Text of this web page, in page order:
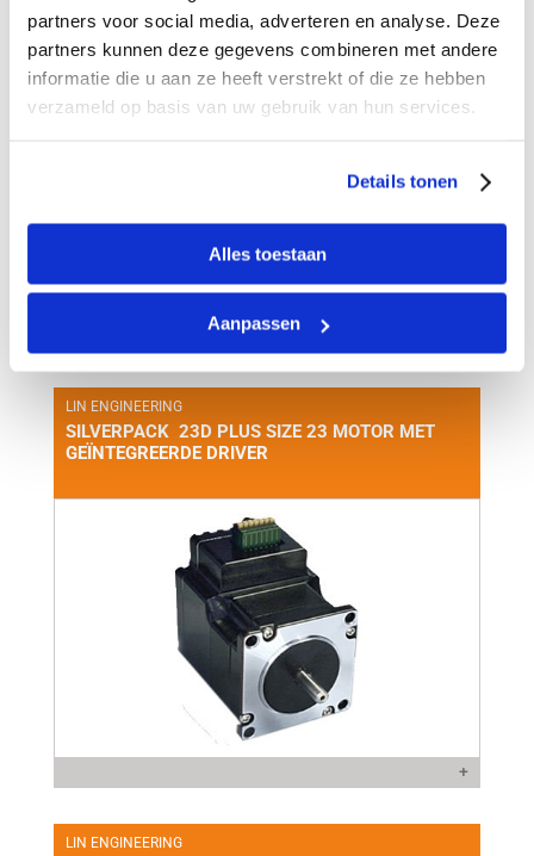
partners voor social media, adverteren en analyse. Deze
partners kunnen deze gegevens combineren met andere
informatie die u aan ze heeft verstrekt of die ze hebben
verzameld op basis van uw gebruik van hun services.
Details tonen
Alles toestaan
Aanpassen
GEÏNTEGREERDE DRIVER/CONTROLLER
LIN ENGINEERING
SILVERPACK 23D PLUS SIZE 23 MOTOR MET
GEÏNTEGREERDE DRIVER
+
LIN ENGINEERING